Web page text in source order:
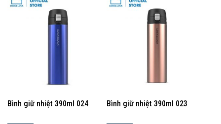
Bình giữ nhiệt 390ml 024 Bình giữ nhiệt 390ml 023